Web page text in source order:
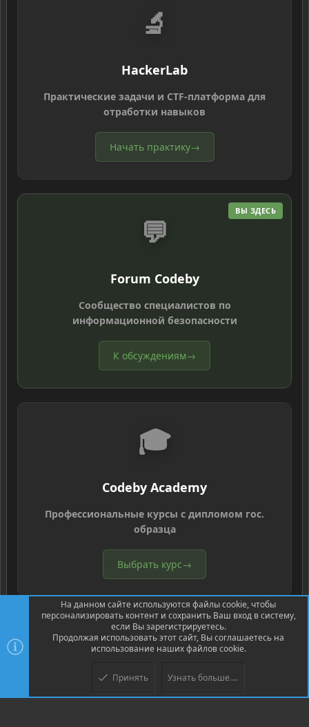
🔬
HackerLab
Практические задачи и CTF-платформа для
отработки навыков
Начать практику→
ВЫ ЗДЕСЬ
💬
Forum Codeby
Сообщество специалистов по
информационной безопасности
К обсуждениям→
🎓
Codeby Academy
Профессиональные курсы с дипломом гос.
образца
Выбрать курс→
Community platform by XenForo ® © 2010-2026 XenForo Ltd.
© Jason Axelrod of 8WAYRUN
На данном сайте используются файлы cookie, чтобы
персонализировать контент и сохранить Ваш вход в систему,
если Вы зарегистрируетесь.
Продолжая использовать этот сайт, Вы соглашаетесь на
использование наших файлов cookie.
Принять Узнать больше....